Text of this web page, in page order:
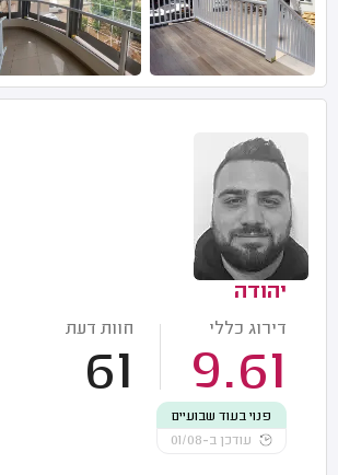
יהודה
דירוג כללי
9.61
חוות דעת
61
פנוי בעוד שבועיים
עודכן ב-01/08